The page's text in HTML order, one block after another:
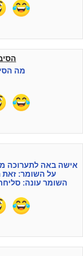
מה
אישה באה לתערוכה
על השומר: זאת
השומר עונה: